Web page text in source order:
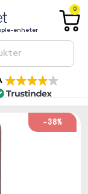
enheter
0
-38%